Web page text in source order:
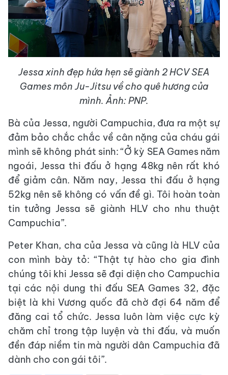
Jessa xinh đẹp hứa hẹn sẽ giành 2 HCV SEA
Games môn Ju-Jitsu về cho quê hương của
mình. Ảnh: PNP.
Bà của Jessa, người Campuchia, đưa ra một sự
đảm bảo chắc chắc về cân nặng của cháu gái
mình sẽ không phát sinh: “Ở kỳ SEA Games năm
ngoái, Jessa thi đấu ở hạng 48kg nên rất khó
để giảm cân. Năm nay, Jessa thi đấu ở hạng
52kg nên sẽ không có vấn đề gì. Tôi hoàn toàn
tin tưởng Jessa sẽ giành HLV cho nhu thuật
Campuchia”.
Peter Khan, cha của Jessa và cũng là HLV của
con mình bày tỏ: “Thật tự hào cho gia đình
chúng tôi khi Jessa sẽ đại diện cho Campuchia
tại các nội dung thi đấu SEA Games 32, đặc
biệt là khi Vương quốc đã chờ đợi 64 năm để
đăng cai tổ chức. Jessa luôn làm việc cực kỳ
chăm chỉ trong tập luyện và thi đấu, và muốn
đền đáp niềm tin mà người dân Campuchia đã
dành cho con gái tôi”.